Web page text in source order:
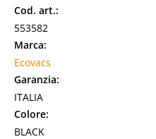
Cod. art.:
553582
Marca:
Ecovacs
Garanzia:
ITALIA
Colore:
BLACK